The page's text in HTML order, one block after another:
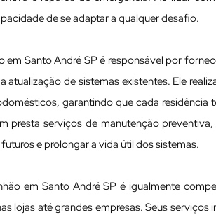
de se adaptar a qualquer desafio.
em Santo André SP é responsável por
de sistemas existentes. Ele
garantindo que cada residência
presta serviços de manutenção
e prolongar a vida útil dos sistemas.
em Santo André SP é igualmente
lojas até grandes empresas. Seus serviços